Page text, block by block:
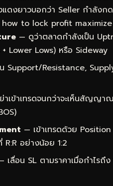
ดงยาวบอกว่า Seller กำลังก
to lock profit
— ดูว่าตลาดกำลังเป็น
Lower Lows) หรือ Sideway
Support/Resistance,
เข้าเทรดจนกว่าจะเห็นสัญญ
— เข้าเทรดด้วย
R:R อย่างน้อย 1:2
เลื่อน SL ตามราคาเมื่อกำไรถึ